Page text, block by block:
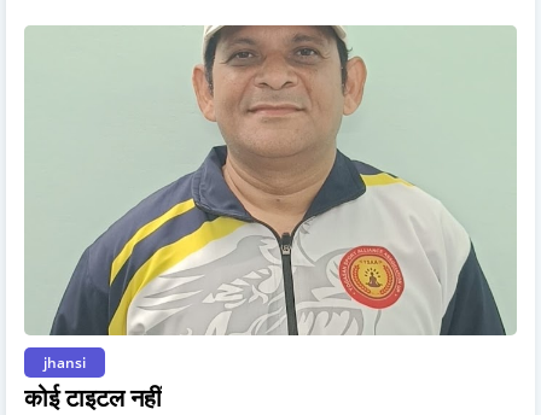
jhansi
कोई टाइटल नहीं